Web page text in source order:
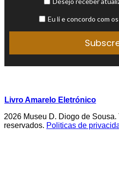
Livro Amarelo Eletrónico
2026 Museu D. Diogo de Sousa.
reservados. Politicas de